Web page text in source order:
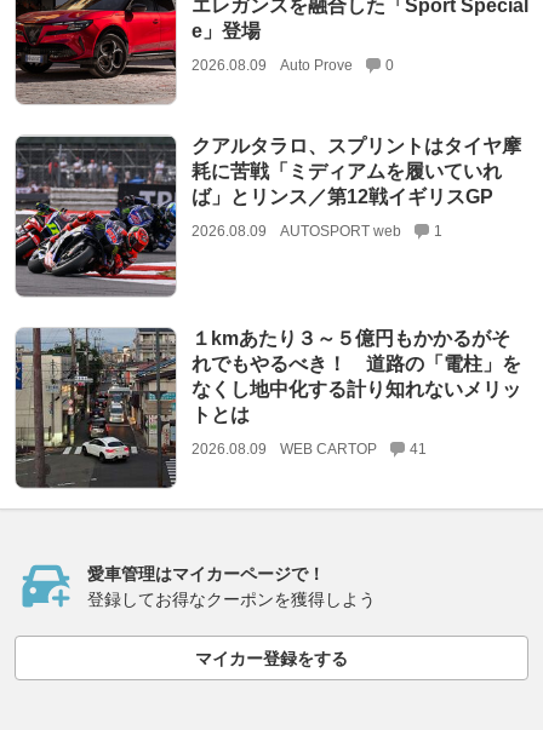
エレガンスを融合した「Sport Special
e」登場
2026.08.09 Auto Prove 0
クアルタラロ、スプリントはタイヤ摩
耗に苦戦「ミディアムを履いていれ
ば」とリンス／第12戦イギリスGP
2026.08.09 AUTOSPORT web 1
１kmあたり３～５億円もかかるがそ
れでもやるべき！ 道路の「電柱」を
なくし地中化する計り知れないメリッ
トとは
2026.08.09 WEB CARTOP 41
愛車管理はマイカーページで！
登録してお得なクーポンを獲得しよう
マイカー登録をする